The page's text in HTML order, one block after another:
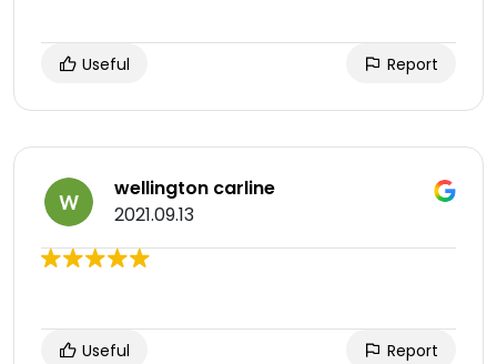
Useful Report
wellington carline
2021.09.13
Useful Report